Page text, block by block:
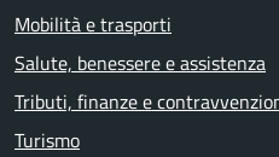
Mobilità e trasporti
Salute, benessere e assistenza
Tributi, finanze e
Turismo